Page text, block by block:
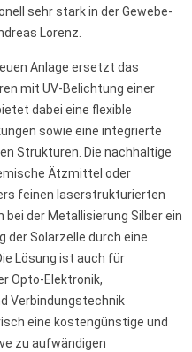
sehr stark in der Gewebe-
Lorenz.
Anlage ersetzt das
mit UV-Belichtung einer
dabei eine flexible
sowie eine integrierte
Strukturen. Die nachhaltige
Ätzmittel oder
feinen laserstrukturierten
der Metallisierung Silber ein
der Solarzelle durch eine
Lösung ist auch für
Opto-Elektronik,
Verbindungstechnik
eine kostengünstige und
zu aufwändigen